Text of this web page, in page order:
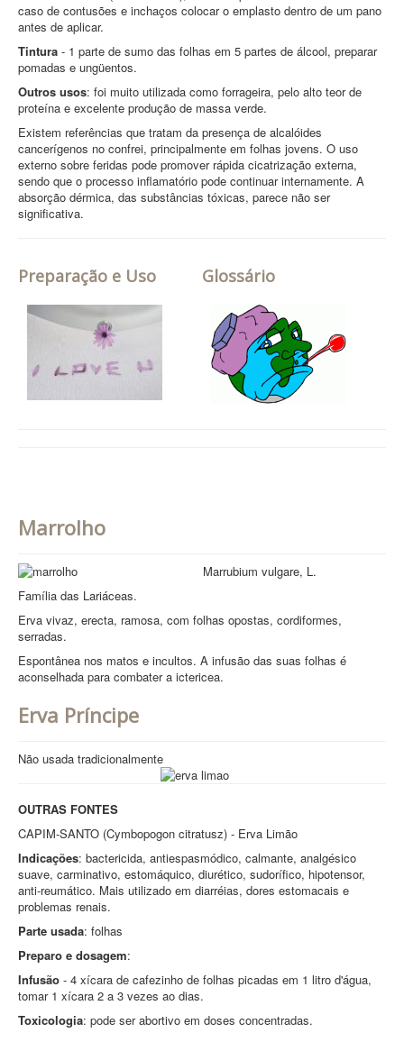
caso de contusões e inchaços colocar o emplasto dentro de um pano
antes de aplicar.
Tintura - 1 parte de sumo das folhas em 5 partes de álcool, preparar
pomadas e ungüentos.
Outros usos: foi muito utilizada como forrageira, pelo alto teor de
proteína e excelente produção de massa verde.
Existem referências que tratam da presença de alcalóides
cancerígenos no confrei, principalmente em folhas jovens. O uso
externo sobre feridas pode promover rápida cicatrização externa,
sendo que o processo inflamatório pode continuar internamente. A
absorção dérmica, das substâncias tóxicas, parece não ser
significativa.
Preparação e Uso Glossário
Marrolho
Marrubium vulgare, L.
Família das Lariáceas.
Erva vivaz, erecta, ramosa, com folhas opostas, cordiformes,
serradas.
Espontânea nos matos e incultos. A infusão das suas folhas é
aconselhada para combater a ictericea.
Erva Príncipe
Não usada tradicionalmente
OUTRAS FONTES
CAPIM-SANTO (Cymbopogon citratusz) - Erva Limão
Indicações: bactericida, antiespasmódico, calmante, analgésico
suave, carminativo, estomáquico, diurético, sudorífico, hipotensor,
anti-reumático. Mais utilizado em diarréias, dores estomacais e
problemas renais.
Parte usada: folhas
Preparo e dosagem:
Infusão - 4 xícara de cafezinho de folhas picadas em 1 litro d'água,
tomar 1 xícara 2 a 3 vezes ao dias.
Toxicologia: pode ser abortivo em doses concentradas.